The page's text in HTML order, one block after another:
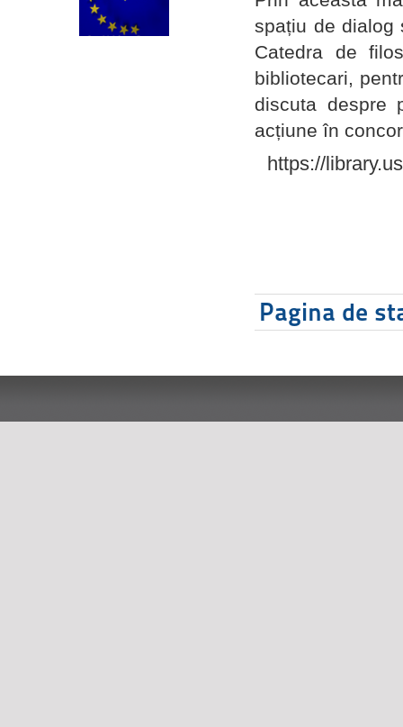
spațiu de dialog
Catedra de
bibliotecari,
discuta despre
acțiune în
https://
Pagina de